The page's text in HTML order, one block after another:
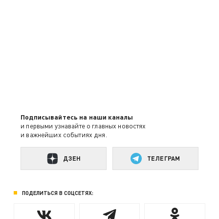
Подписывайтесь на наши каналы
и первыми узнавайте о главных новостях
и важнейших событиях дня.
ДЗЕН ТЕЛЕГРАМ
ПОДЕЛИТЬСЯ В СОЦСЕТЯХ: